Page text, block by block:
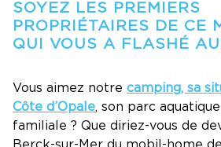
SOYEZ LES PREMIERS
PROPRIÉTAIRES DE CE
QUI VOUS A FLASHÉ
Vous aimez notre camping, sa
Côte d’Opale, son parc
familiale ? Que diriez-vous de